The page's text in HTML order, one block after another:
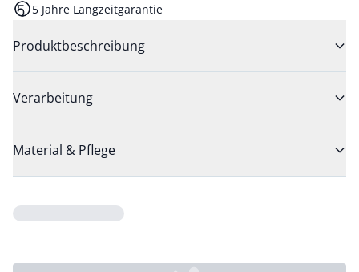
5 Jahre Langzeitgarantie
Produktbeschreibung
Verarbeitung
Material & Pflege